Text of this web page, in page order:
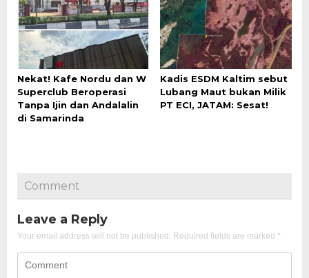
Nekat! Kafe Nordu dan W
Superclub Beroperasi
Tanpa Ijin dan Andalalin
di Samarinda
Kadis ESDM Kaltim sebut
Lubang Maut bukan Milik
PT ECI, JATAM: Sesat!
Comment
Leave a Reply
Your email address will not be published. Required fields are marked *